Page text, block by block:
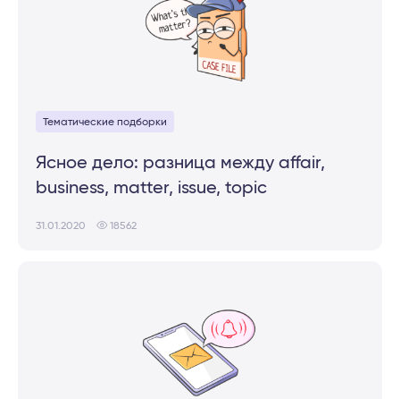
Тематические подборки
Ясное дело: разница между affair,
business, matter, issue, topic
31.01.2020 18562